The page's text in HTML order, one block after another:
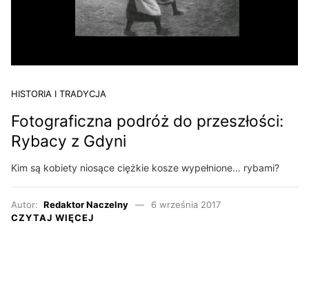
HISTORIA I TRADYCJA
Fotograficzna podróż do przeszłości:
Rybacy z Gdyni
Kim są kobiety niosące ciężkie kosze wypełnione... rybami?
Autor: Redaktor Naczelny
6 września 2017
CZYTAJ WIĘCEJ